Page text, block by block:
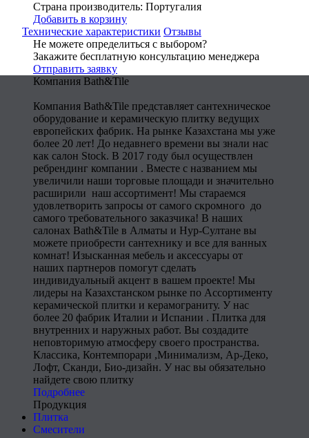
Страна производитель: Португалия
Добавить в корзину
Технические характеристики Отзывы
Не можете определиться с выбором?
Закажите бесплатную консультацию менеджера
Отправить заявку
Компания Bath&Tile
Компания Bath&Tile представляет сантехническое
оборудование и керамическую плитку ведущих
европейских фабрик. На рынке Казахстана мы уже
более 20 лет! До недавнего времени вы знали нас
как салон Stock. В 2017 году был осуществлен
ребрендинг компании . Вместе с названием мы
увеличили наши торговые площади и значительно
расширили наш ассортимент! Мы стараемся
удовлетворить запросы от самого скромного до
самого требовательного заказчика! В наших
салонах Bath&Tile в Алматы и Нур-Султане вы
можете приобрести сантехнику и все для ванных
комнат! Изысканная мебель и аксессуары от
наших партнеров помогут сделать
индивидуальный акцент в вашем проекте! Мы
лидеры на Казахстанском рынке по Ассортименту
керамической плитки и керамограниту. У нас
более 20 фабрик Италии и Испании . Плитка для
внутренних и наружных работ. Вы создадите
неповторимую атмосферу своего пространства.
Классика, Контемпорари ,Минимализм, Ар-Деко,
Лофт, Сканди, Био-дизайн. У нас вы обязательно
найдете свою плитку
Подробнее
Продукция
Плитка
Смесители